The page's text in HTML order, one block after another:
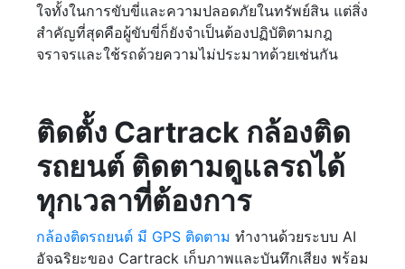
ใจทั้งในการขับขี่และความปลอดภัยในทรัพย์สิน แต่สิ่ง
สำคัญที่สุดคือผู้ขับขี่ก็ยังจำเป็นต้องปฏิบัติตามกฎ
จราจรและใช้รถด้วยความไม่ประมาทด้วยเช่นกัน
ติดตั้ง Cartrack กล้องติด
รถยนต์ ติดตามดูแลรถได้
ทุกเวลาที่ต้องการ
กล้องติดรถยนต์ มี GPS ติดตาม ทำงานด้วยระบบ AI
อัจฉริยะของ Cartrack เก็บภาพและบันทึกเสียง พร้อม